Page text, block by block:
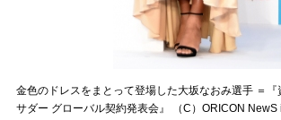
金色のドレスをまとって登場した大坂なおみ選手 ＝
サダー グローバル契約発表会』 （C）ORICON NewS